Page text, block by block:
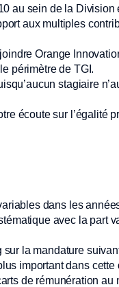
au sein de la Division
aux multiples
Orange
périmètre de TGI.
stagiaire
écoute sur l’égalité
dans les
avec la part
la mandature
important dans
de rémunération au